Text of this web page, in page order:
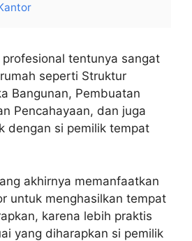
tentunya sangat
seperti Struktur
Bangunan, Pembuatan
Pencahayaan, dan juga
dengan si pemilik tempat
akhirnya memanfaatkan
untuk menghasilkan tempat
karena lebih praktis
yang diharapkan si pemilik